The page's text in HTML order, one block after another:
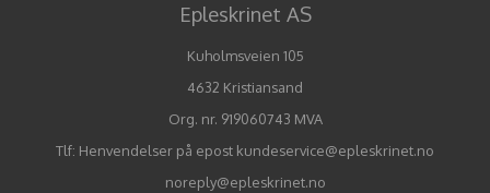
Epleskrinet AS
Kuholmsveien 105
4632 Kristiansand
Org. nr. 919060743 MVA
Tlf: Henvendelser på epost kundeservice@epleskrinet.no
noreply@epleskrinet.no